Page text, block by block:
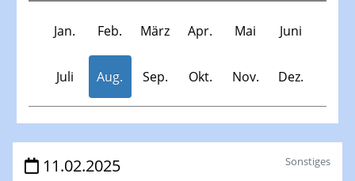
Jan. Feb. März Apr. Mai Juni
Juli Aug. Sep. Okt. Nov. Dez.
Veranstaltungen
11.02.2025 Sonstiges